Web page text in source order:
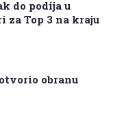
do podija u
za Top 3 na kraju
obranu